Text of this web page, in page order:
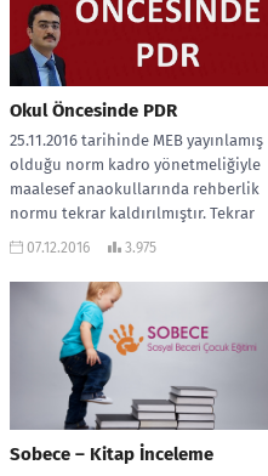
Okul Öncesinde PDR
25.11.2016 tarihinde MEB yayınlamış
olduğu norm kadro yönetmeliğiyle
maalesef anaokullarında rehberlik
normu tekrar kaldırılmıştır. Tekrar
diyorum çünkü okul öncesinde
07.12.2016 3.975
Sobece – Kitap İnceleme